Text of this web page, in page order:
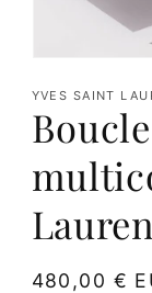
le
média
1
dans
fenêtre
YVES SAINT
Prix
480,00 €